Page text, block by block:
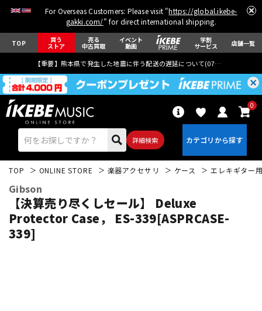
For Overseas Customers: Please visit "https://global.ikebe-
gakki.com/" for direct international shipping.
TOP 買う
ストア
売る
中古買取
イベント
動画
学割
サービス 店舗一覧
【重要】熊本県で発生した地震に伴う配送の遅延について(07月29日
詳細検索
0
TOP ONLINE STORE 楽器アクセサリ ケース エレキギター
Gibson
【決算売り尽くしセール】 Deluxe
Protector Case， ES-339[ASPRCASE-
339]